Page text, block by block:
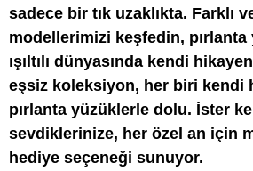
sadece bir tık uzaklıkta. Farklı
modellerimizi keşfedin,
ışıltılı dünyasında kendi
eşsiz koleksiyon, her biri kendi
pırlanta yüzüklerle dolu. İster
sevdiklerinize, her özel an için
hediye seçeneği sunuyor.